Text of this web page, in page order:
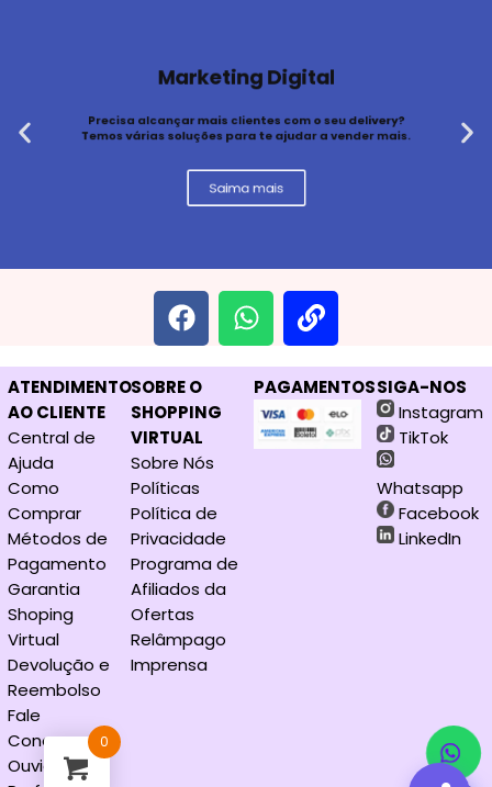
Marketing Digital
Precisa alcançar mais clientes com o seu delivery?
Temos várias soluções para te ajudar a vender mais.
Saima mais
ATENDIMENTO
AO CLIENTE
Central de
Ajuda
Como
Comprar
Métodos de
Pagamento
Garantia
Shoping
Virtual
Devolução e
Reembolso
Fale
Conosco
Ouvidoria
SOBRE O
SHOPPING
VIRTUAL
Sobre Nós
Políticas
Política de
Privacidade
Programa de
Afiliados da
Ofertas
Relâmpago
Imprensa
PAGAMENTOSSIGA-NOS
Instagram
TikTok
Whatsapp
Facebook
LinkedIn
0